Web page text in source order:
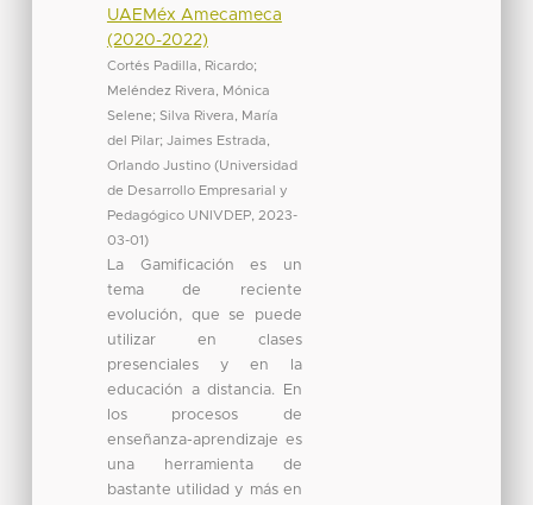
UAEMéx Amecameca
(2020-2022)
Cortés Padilla, Ricardo;
Meléndez Rivera, Mónica
Selene; Silva Rivera, María
del Pilar; Jaimes Estrada,
Orlando Justino (Universidad
de Desarrollo Empresarial y
Pedagógico UNIVDEP, 2023-
03-01)
La Gamificación es un
tema de reciente
evolución, que se puede
utilizar en clases
presenciales y en la
educación a distancia. En
los procesos de
enseñanza-aprendizaje es
una herramienta de
bastante utilidad y más en